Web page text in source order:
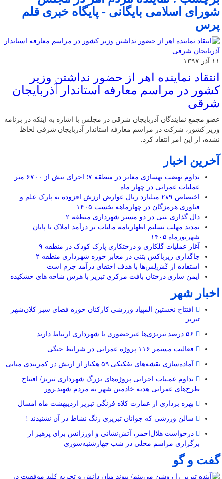
شورای اسلامی بایگانی - پایگاه خبری قلم
پرس
۱۱ آذر ۱۳۹۷
انتقاد نماینده اهر از حضور نداشتن وزیر
کشور در مراسم معارفه استاندار آذربایجان
شرقی
عضو مجمع نمایندگان آذربایجان شرقی در مجلس با اشاره به اینکه در برنامه
وزیر کشور، شرکت در مراسم معارفه استاندار آذربایجان شرقی لحاظ
نشده، از این امر انتقاد کرد.
آخرین اخبار
تداوم نهضت بهسازی معابر در منطقه ۷؛ اجرای بیش از ۶۷۰۰ متر
عملیات عمرانی در چهار ماه
اختصاص ۲۸۹ میلیارد ریال عوارض ارزش افزوده به پارک علم و
فناوری هرمزگان در چهارماهه نخست ۱۴۰۵
دال گذاری بتنی در دو مسیر شهرداری منطقه ۲
تمدید مهلت تسلیم اظهارنامه مالیات بر درآمد املاک تا پایان
شهریورماه ۱۴۰۵
آغاز عملیات گلکاری و درختکاری پارک کودک در منطقه ۹
جاگذاری زیرباکس بتنی در معابر حوزه شهرداری منطقه ۲
استفاده از کَش‏‌لِس‌‏ها با هدف اختفای درآمد جرم است
ایمن سازی درختان بافت مرکزی تبریز با هرس شاخه های خشکیده
اخبار شهر
افتتاح نخستین المپیاد ورزشی کارکنان حوزه فضای سبز کلان‌شهر
تبریز
فعالیت مستمر ۱۱۶ پروژه عمرانی در شرایط جنگی
آماده‌سازی نقشه‌های تفکیکی ۵۹ هکتار از ارتش در کمربندی میانی
تداوم عملیات اجرایی پروژه‌های بزرگ شهرداری تبریز/ افتتاح
طرح‌های عمرانی هدیه خادمین شهر به مردم شهیدپرور
بهره برداری از عمارت کلاه فرنگی تبریز اردیبهشت ماه امسال
سالن ورزشی که جوانان تبریزی زنگ نشاط در آن نشنیدند !
درخواست هلال‌احمر، آتش‌نشانی و اورژانس برای پرهیز از
برگزاری مراسم محلی در شب چهارشنبه‌سوری
گفت و گو